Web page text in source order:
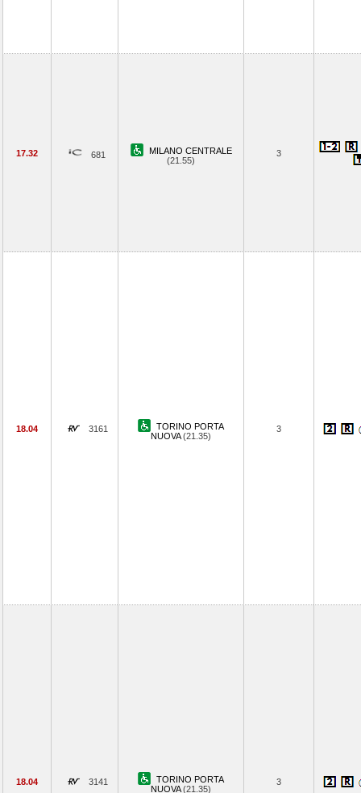
17.32 681
MILANO CENTRALE
(21.55)
3
18.04 3161
TORINO PORTA
NUOVA(21.35)
3
18.04 3141
TORINO PORTA
NUOVA(21.35)
3